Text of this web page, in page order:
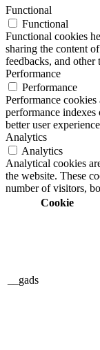
Functional
Functional
Functional cookies
sharing the content
feedbacks, and other
Performance
Performance
Performance cookies
performance
better user
Analytics
Analytics
Analytical cookies
the website. These
number of visitors,
Cookie
__gads